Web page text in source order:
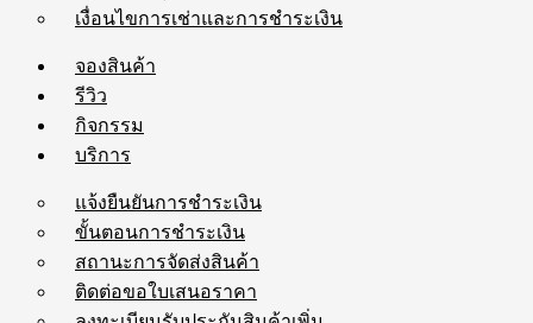
เงื่อนไขการเช่าและการชำระเงิน
จองสินค้า
รีวิว
กิจกรรม
บริการ
แจ้งยืนยันการชำระเงิน
ขั้นตอนการชำระเงิน
สถานะการจัดส่งสินค้า
ติดต่อขอใบเสนอราคา